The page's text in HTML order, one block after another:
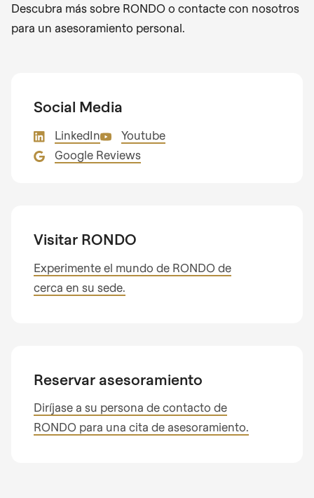
Descubra más sobre RONDO o contacte con nosotros
para un asesoramiento personal.
Social Media
LinkedIn
Youtube
Google Reviews
Visitar RONDO
Experimente el mundo de RONDO de
cerca en su sede.
Reservar asesoramiento
Diríjase a su persona de contacto de
RONDO para una cita de asesoramiento.